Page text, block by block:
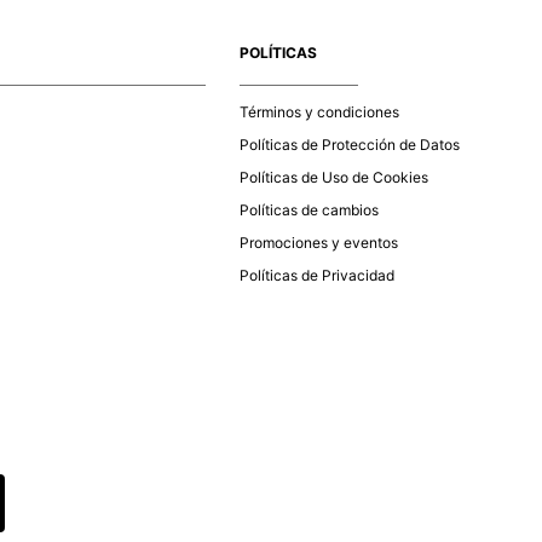
puedes ingresar al menú de “Mi cuenta - Mis Pedidos” en
POLÍTICAS
Términos y condiciones
Políticas de Protección de Datos
Políticas de Uso de Cookies
Políticas de cambios
Promociones y eventos
Políticas de Privacidad